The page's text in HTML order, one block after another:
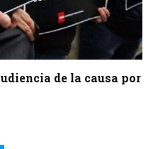
de la causa por